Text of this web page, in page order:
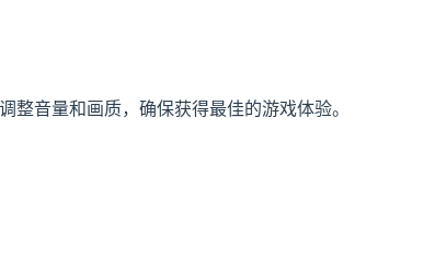
音量和画质，确保获得最佳的游戏体验。